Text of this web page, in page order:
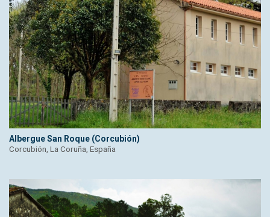
Albergue San Roque (Corcubión)
Corcubión, La Coruña, España